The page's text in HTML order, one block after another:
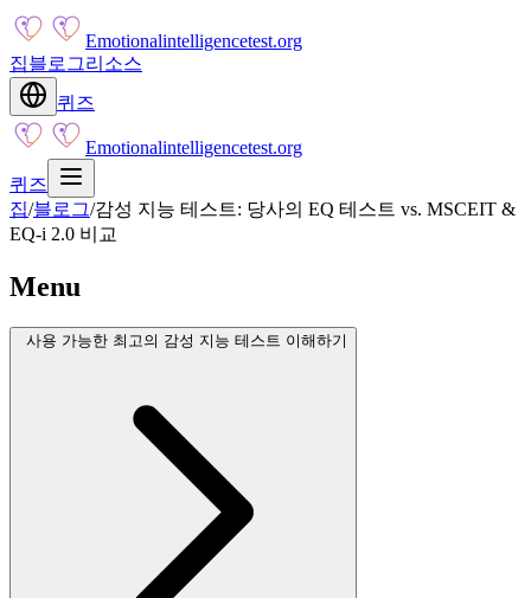
Emotionalintelligencetest.org
집블로그리소스
퀴즈
Emotionalintelligencetest.org
퀴즈
집/블로그/감성 지능 테스트: 당사의 EQ 테스트 vs. MSCEIT &
EQ-i 2.0 비교
Menu
사용 가능한 최고의 감성 지능 테스트 이해하기